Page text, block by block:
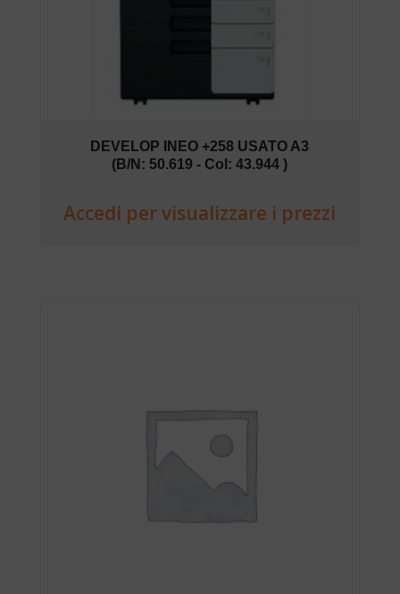
DEVELOP INEO +258 USATO A3
(B/N: 50.619 - Col: 43.944 )
Accedi per visualizzare i prezzi